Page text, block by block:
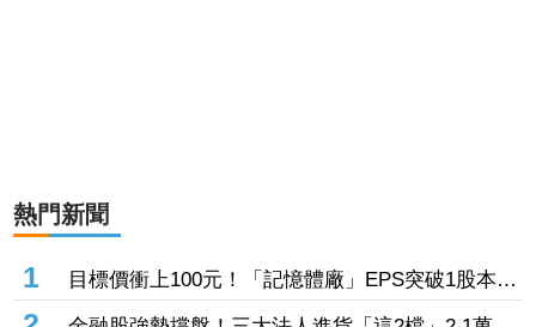
熱門新聞
1
目標價衝上100元！「記憶體廠」EPS突破1股本
DRAM大漲45%＋合作美光獲利迎轉機